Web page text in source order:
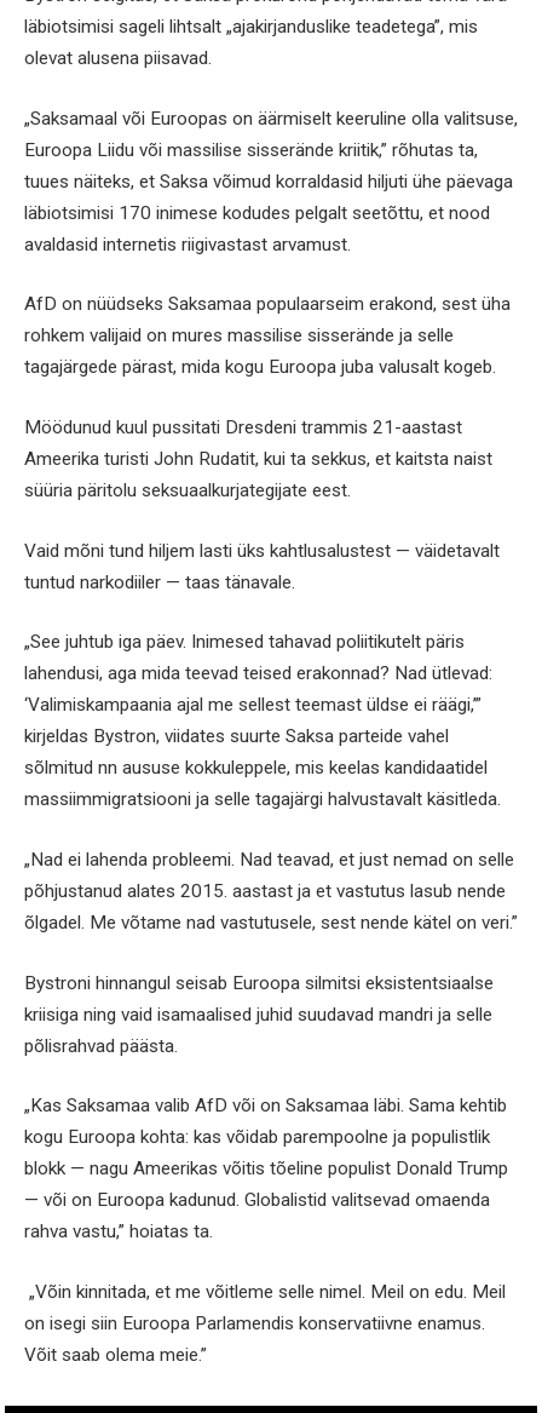
läbiotsimisi sageli lihtsalt „ajakirjanduslike teadetega”, mis
olevat alusena piisavad.
„Saksamaal või Euroopas on äärmiselt keeruline olla valitsuse,
Euroopa Liidu või massilise sisserände kriitik,” rõhutas ta,
tuues näiteks, et Saksa võimud korraldasid hiljuti ühe päevaga
läbiotsimisi 170 inimese kodudes pelgalt seetõttu, et nood
avaldasid internetis riigivastast arvamust.
AfD on nüüdseks Saksamaa populaarseim erakond, sest üha
rohkem valijaid on mures massilise sisserände ja selle
tagajärgede pärast, mida kogu Euroopa juba valusalt kogeb.
Möödunud kuul pussitati Dresdeni trammis 21-aastast
Ameerika turisti John Rudatit, kui ta sekkus, et kaitsta naist
süüria päritolu seksuaalkurjategijate eest.
Vaid mõni tund hiljem lasti üks kahtlusalustest — väidetavalt
tuntud narkodiiler — taas tänavale.
„See juhtub iga päev. Inimesed tahavad poliitikutelt päris
lahendusi, aga mida teevad teised erakonnad? Nad ütlevad:
‘Valimiskampaania ajal me sellest teemast üldse ei räägi,’”
kirjeldas Bystron, viidates suurte Saksa parteide vahel
sõlmitud nn aususe kokkuleppele, mis keelas kandidaatidel
massiimmigratsiooni ja selle tagajärgi halvustavalt käsitleda.
„Nad ei lahenda probleemi. Nad teavad, et just nemad on selle
põhjustanud alates 2015. aastast ja et vastutus lasub nende
õlgadel. Me võtame nad vastutusele, sest nende kätel on veri.”
Bystroni hinnangul seisab Euroopa silmitsi eksistentsiaalse
kriisiga ning vaid isamaalised juhid suudavad mandri ja selle
põlisrahvad päästa.
„Kas Saksamaa valib AfD või on Saksamaa läbi. Sama kehtib
kogu Euroopa kohta: kas võidab parempoolne ja populistlik
blokk — nagu Ameerikas võitis tõeline populist Donald Trump
— või on Euroopa kadunud. Globalistid valitsevad omaenda
rahva vastu,” hoiatas ta.
„Võin kinnitada, et me võitleme selle nimel. Meil on edu. Meil
on isegi siin Euroopa Parlamendis konservatiivne enamus.
Võit saab olema meie.”